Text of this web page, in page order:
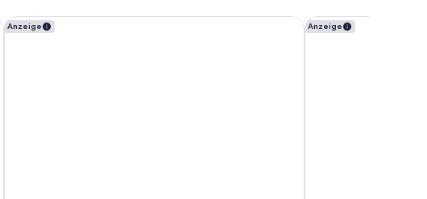
Anzeige
Hilton Garden Inn San Diego - Rancho Bernardo Anzeige
Courtyard by